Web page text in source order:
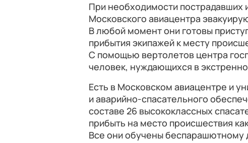
При необходимости пострадавших
Московского авиацентра
В любой момент они готовы
прибытия экипажей к месту
С помощью вертолетов центра
человек, нуждающихся в
Есть в Московском авиацентре и
и аварийно-спасательного
составе 26 высококлассных
прибыть на место происшествия
Все они обучены